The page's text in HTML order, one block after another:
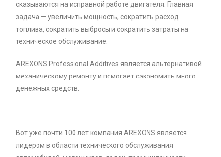
сказываются на исправной работе двигателя. Главная
задача — увеличить мощность, сократить расход
топлива, сократить выбросы и сократить затраты на
техническое обслуживание.
AREXONS Professional Additives является альтернативой
механическому ремонту и помогает сэкономить много
денежных средств.
Вот уже почти 100 лет компания AREXONS является
лидером в области технического обслуживания